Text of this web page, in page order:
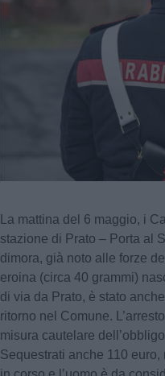
La mattina del 6 maggio, i
stazione di Prato – Porta al
dimora, già noto alle forze
eroina (circa 40 grammi)
di via da Prato, è stato
ritorno nel Comune.
misura cautelare
Sequestrati anche 110